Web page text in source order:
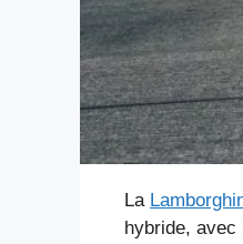
La
hybride,